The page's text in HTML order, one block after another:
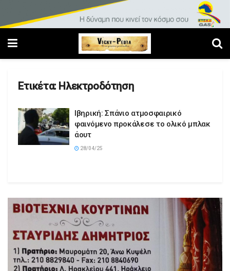
Ετικέτα: Ηλεκτροδότηση
Ιβηρική: Σπάνιο ατμοσφαιρικό
φαινόμενο προκάλεσε το ολικό μπλακ
άουτ
28/04/25